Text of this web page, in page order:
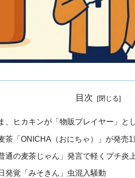
目次
、ヒカキンが「物販プレイヤー」と
茶「ONICHA（おにちゃ）」が発売
普通の麦茶じゃん」発言で軽くプチ炎
発覚「みそきん」虫混入騒動